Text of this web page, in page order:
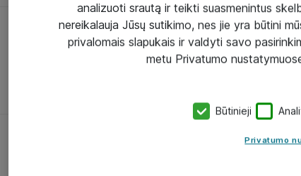
analizuoti srautą ir teikti suasmenintus
nereikalauja Jūsų sutikimo, nes jie yra būtini
privalomais slapukais ir valdyti savo
metu Privatumo
Būtinieji
Privatumo